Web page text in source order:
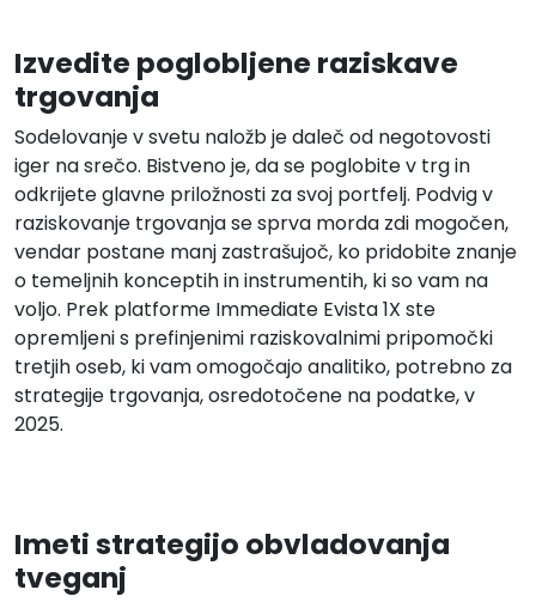
Izvedite poglobljene raziskave
trgovanja
Sodelovanje v svetu naložb je daleč od negotovosti
iger na srečo. Bistveno je, da se poglobite v trg in
odkrijete glavne priložnosti za svoj portfelj. Podvig v
raziskovanje trgovanja se sprva morda zdi mogočen,
vendar postane manj zastrašujoč, ko pridobite znanje
o temeljnih konceptih in instrumentih, ki so vam na
voljo. Prek platforme Immediate Evista 1X ste
opremljeni s prefinjenimi raziskovalnimi pripomočki
tretjih oseb, ki vam omogočajo analitiko, potrebno za
strategije trgovanja, osredotočene na podatke, v
2025.
Imeti strategijo obvladovanja
tveganj